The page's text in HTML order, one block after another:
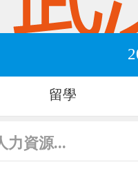
留學
力資源...